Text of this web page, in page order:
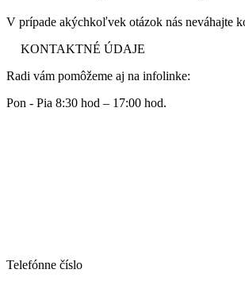
V prípade akýchkoľvek otázok nás neváhajte
KONTAKTNÉ ÚDAJE
Radi vám pomôžeme aj na infolinke:
Pon - Pia 8:30 hod – 17:00 hod.
Telefónne číslo